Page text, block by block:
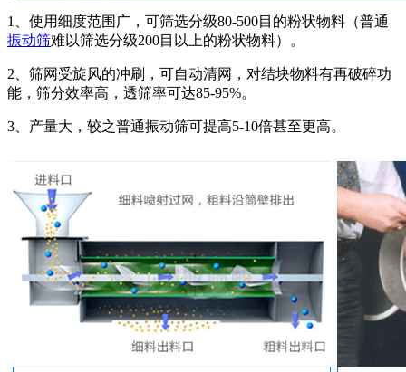
1、使用细度范围广，可筛选分级80-500目的粉状物料（普通
振动筛难以筛选分级200目以上的粉状物料）。
2、筛网受旋风的冲刷，可自动清网，对结块物料有再破碎功
能，筛分效率高，透筛率可达85-95%。
3、产量大，较之普通振动筛可提高5-10倍甚至更高。